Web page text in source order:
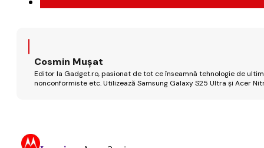
Cosmin Mușat
Editor la Gadget.ro, pasionat de tot ce înseamnă tehnologie de
nonconformiste etc. Utilizează Samsung Galaxy S25 Ultra și Acer